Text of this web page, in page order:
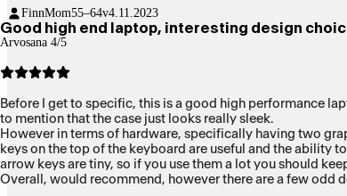
FinnMom55–64v4.11.2023
Good high end laptop, interesting design
Arvosana 4/5
Before I get to specific, this is a good high performance
to mention that the case just looks really sleek.
However in terms of hardware, specifically having two graphics cards, lead to some weird interactions with the windows 11's auto-selecting graphics processor feature. Additionally, while most of the hot
keys on the top of the keyboard are useful and the ability
arrow keys are tiny, so if you use them a lot you should
Overall, would recommend, however there are a few odd